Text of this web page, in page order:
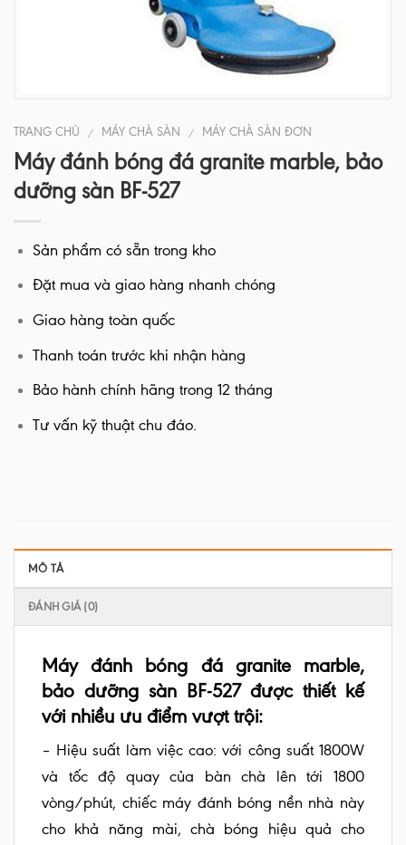
TRANG CHỦ / MÁY CHÀ SÀN / MÁY CHÀ SÀN ĐƠN
Máy đánh bóng đá granite marble, bảo
dưỡng sàn BF-527
Sản phẩm có sẵn trong kho
Đặt mua và giao hàng nhanh chóng
Giao hàng toàn quốc
Thanh toán trước khi nhận hàng
Bảo hành chính hãng trong 12 tháng
Tư vấn kỹ thuật chu đáo.
MÔ TẢ
ĐÁNH GIÁ (0)
Máy đánh bóng đá granite marble,
bảo dưỡng sàn BF-527 được thiết kế
với nhiều ưu điểm vượt trội:
– Hiệu suất làm việc cao: với công suất 1800W
và tốc độ quay của bàn chà lên tới 1800
vòng/phút, chiếc máy đánh bóng nền nhà này
cho khả năng mài, chà bóng hiệu quả cho